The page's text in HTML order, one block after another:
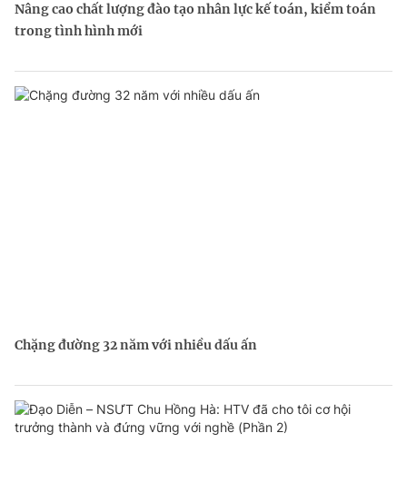
Nâng cao chất lượng đào tạo nhân lực kế toán, kiểm toán
trong tình hình mới
Chặng đường 32 năm với nhiều dấu ấn